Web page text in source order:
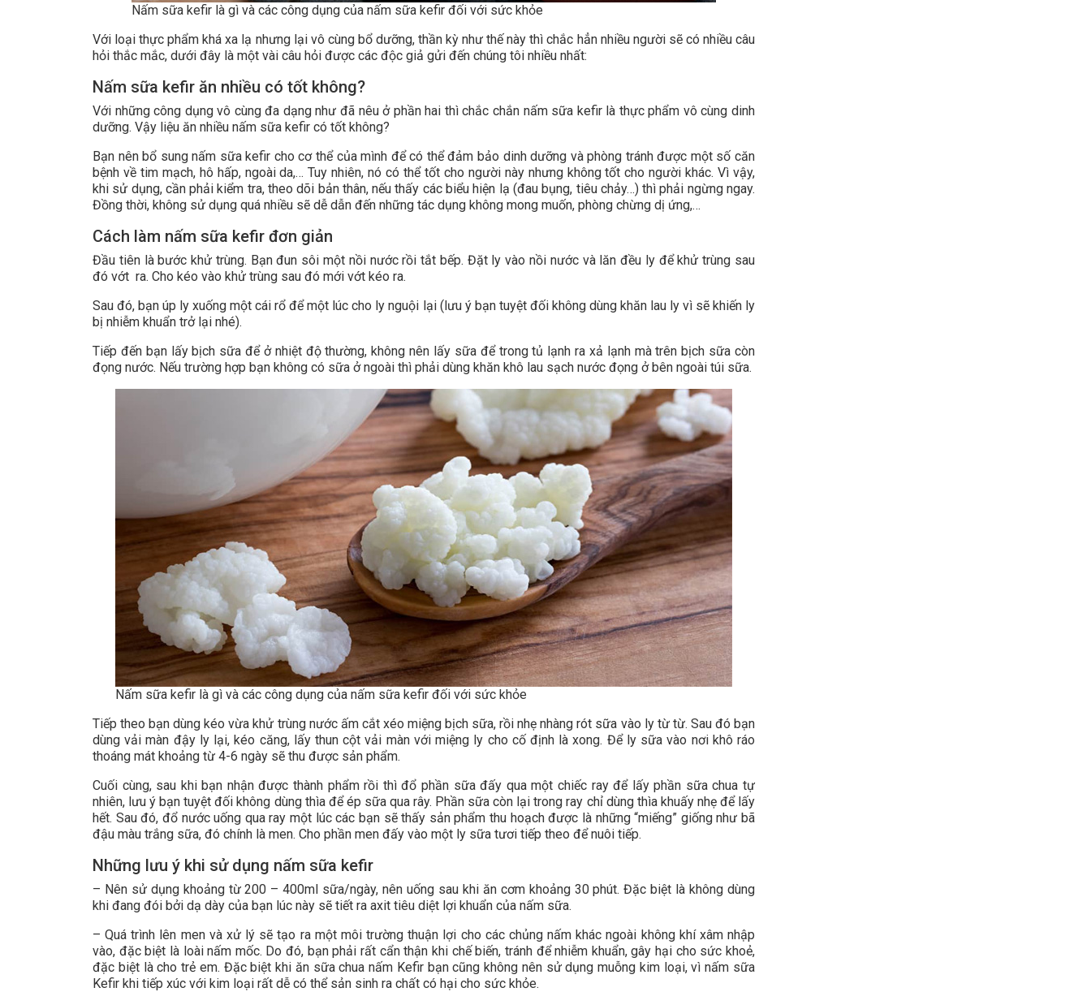
Nấm sữa kefir là gì và các công dụng của nấm sữa kefir đối với sức khỏe
Với loại thực phẩm khá xa lạ nhưng lại vô cùng bổ dưỡng, thần kỳ như thế này thì chắc hẳn nhiều người sẽ có nhiều câu
hỏi thắc mắc, dưới đây là một vài câu hỏi được các độc giả gửi đến chúng tôi nhiều nhất:
Nấm sữa kefir ăn nhiều có tốt không?
Với những công dụng vô cùng đa dạng như đã nêu ở phần hai thì chắc chắn nấm sữa kefir là thực phẩm vô cùng dinh
dưỡng. Vậy liệu ăn nhiều nấm sữa kefir có tốt không?
Bạn nên bổ sung nấm sữa kefir cho cơ thể của mình để có thể đảm bảo dinh dưỡng và phòng tránh được một số căn
bệnh về tim mạch, hô hấp, ngoài da,… Tuy nhiên, nó có thể tốt cho người này nhưng không tốt cho người khác. Vì vậy,
khi sử dụng, cần phải kiểm tra, theo dõi bản thân, nếu thấy các biểu hiện lạ (đau bụng, tiêu chảy…) thì phải ngừng ngay.
Đồng thời, không sử dụng quá nhiều sẽ dễ dẫn đến những tác dụng không mong muốn, phòng chừng dị ứng,…
Cách làm nấm sữa kefir đơn giản
Đầu tiên là bước khử trùng. Bạn đun sôi một nồi nước rồi tắt bếp. Đặt ly vào nồi nước và lăn đều ly để khử trùng sau
đó vớt ra. Cho kéo vào khử trùng sau đó mới vớt kéo ra.
Sau đó, bạn úp ly xuống một cái rổ để một lúc cho ly nguội lại (lưu ý bạn tuyệt đối không dùng khăn lau ly vì sẽ khiến ly
bị nhiễm khuẩn trở lại nhé).
Tiếp đến bạn lấy bịch sữa để ở nhiệt độ thường, không nên lấy sữa để trong tủ lạnh ra xả lạnh mà trên bịch sữa còn
đọng nước. Nếu trường hợp bạn không có sữa ở ngoài thì phải dùng khăn khô lau sạch nước đọng ở bên ngoài túi sữa.
Nấm sữa kefir là gì và các công dụng của nấm sữa kefir đối với sức khỏe
Tiếp theo bạn dùng kéo vừa khử trùng nước ấm cắt xéo miệng bịch sữa, rồi nhẹ nhàng rót sữa vào ly từ từ. Sau đó bạn
dùng vải màn đậy ly lại, kéo căng, lấy thun cột vải màn với miệng ly cho cố định là xong. Để ly sữa vào nơi khô ráo
thoáng mát khoảng từ 4-6 ngày sẽ thu được sản phẩm.
Cuối cùng, sau khi bạn nhận được thành phẩm rồi thì đổ phần sữa đấy qua một chiếc ray để lấy phần sữa chua tự
nhiên, lưu ý bạn tuyệt đối không dùng thìa để ép sữa qua rây. Phần sữa còn lại trong ray chỉ dùng thìa khuấy nhẹ để lấy
hết. Sau đó, đổ nước uống qua ray một lúc các bạn sẽ thấy sản phẩm thu hoạch được là những “miếng” giống như bã
đậu màu trắng sữa, đó chính là men. Cho phần men đấy vào một ly sữa tươi tiếp theo để nuôi tiếp.
Những lưu ý khi sử dụng nấm sữa kefir
– Nên sử dụng khoảng từ 200 – 400ml sữa/ngày, nên uống sau khi ăn cơm khoảng 30 phút. Đặc biệt là không dùng
khi đang đói bởi dạ dày của bạn lúc này sẽ tiết ra axit tiêu diệt lợi khuẩn của nấm sữa.
– Quá trình lên men và xử lý sẽ tạo ra một môi trường thuận lợi cho các chủng nấm khác ngoài không khí xâm nhập
vào, đặc biệt là loài nấm mốc. Do đó, bạn phải rất cẩn thận khi chế biến, tránh để nhiễm khuẩn, gây hại cho sức khoẻ,
đặc biệt là cho trẻ em. Đặc biệt khi ăn sữa chua nấm Kefir bạn cũng không nên sử dụng muỗng kim loại, vì nấm sữa
Kefir khi tiếp xúc với kim loại rất dễ có thể sản sinh ra chất có hại cho sức khỏe.